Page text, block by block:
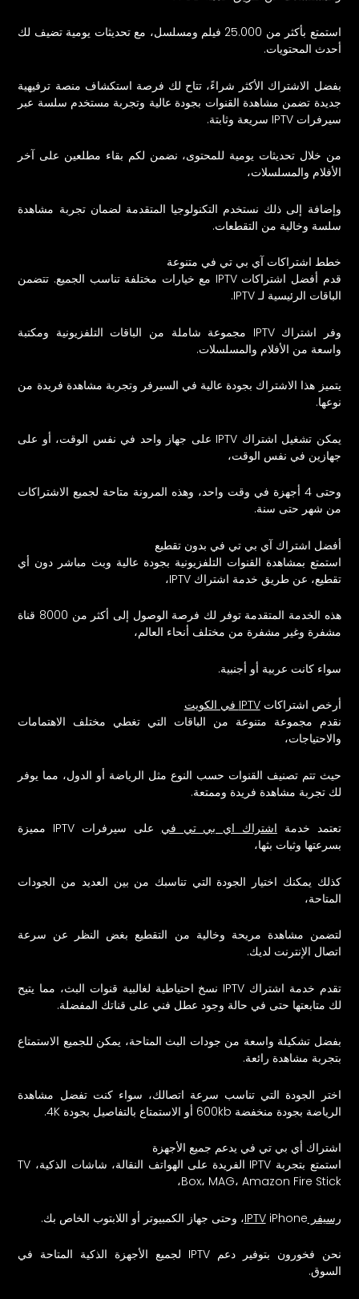
استمتع بأكثر من 25.000 فيلم ومسلسل، مع تحديثات يومية تضيف لك
أحدث المحتويات.
بفضل الاشتراك الأكثر شراءً، تتاح لك فرصة استكشاف منصة ترفيهية
جديدة تضمن مشاهدة القنوات بجودة عالية وتجربة مستخدم سلسة عبر
سيرفرات IPTV سريعة وثابتة.
من خلال تحديثات يومية للمحتوى، نضمن لكم بقاء مطلعين على آخر
الأفلام والمسلسلات،
وإضافة إلى ذلك نستخدم التكنولوجيا المتقدمة لضمان تجربة مشاهدة
سلسة وخالية من التقطعات.
خطط اشتراكات آي بي تي في متنوعة
قدم أفضل اشتراكات IPTV مع خيارات مختلفة تناسب الجميع. تتضمن
الباقات الرئيسية لـ IPTV.
وفر اشتراك IPTV مجموعة شاملة من الباقات التلفزيونية ومكتبة
واسعة من الأفلام والمسلسلات.
يتميز هذا الاشتراك بجودة عالية في السيرفر وتجربة مشاهدة فريدة من
نوعها.
يمكن تشغيل اشتراك IPTV على جهاز واحد في نفس الوقت، أو على
جهازين في نفس الوقت،
وحتى 4 أجهزة في وقت واحد، وهذه المرونة متاحة لجميع الاشتراكات
من شهر حتى سنة.
أفضل اشتراك آي بي تي في بدون تقطيع
استمتع بمشاهدة القنوات التلفزيونية بجودة عالية وبث مباشر دون أي
تقطيع، عن طريق خدمة اشتراك IPTV،
هذه الخدمة المتقدمة توفر لك فرصة الوصول إلى أكثر من 8000 قناة
مشفرة وغير مشفرة من مختلف أنحاء العالم،
سواء كانت عربية أو أجنبية.
أرخص اشتراكاتIPTV في الكويت
نقدم مجموعة متنوعة من الباقات التي تغطي مختلف الاهتمامات
والاحتياجات،
حيث تتم تصنيف القنوات حسب النوع مثل الرياضة أو الدول، مما يوفر
لك تجربة مشاهدة فريدة وممتعة.
تعتمد خدمة اشتراك اي بي تي في
على سيرفرات IPTV مميزة
بسرعتها وثبات بثها،
كذلك يمكنك اختيار الجودة التي تناسبك من بين العديد من الجودات
المتاحة،
لتضمن مشاهدة مريحة وخالية من التقطيع بغض النظر عن سرعة
اتصال الإنترنت لديك.
تقدم خدمة اشتراك IPTV نسخ احتياطية لغالبية قنوات البث، مما يتيح
لك متابعتها حتى في حالة وجود عطل فني على قناتك المفضلة.
بفضل تشكيلة واسعة من جودات البث المتاحة، يمكن للجميع الاستمتاع
بتجربة مشاهدة رائعة.
اختر الجودة التي تناسب سرعة اتصالك، سواء كنت تفضل مشاهدة
الرياضة بجودة منخفضة 600kb أو الاستمتاع بالتفاصيل بجودة 4K.
اشتراك أي بي تي في يدعم جميع الأجهزة
استمتع بتجربة IPTV الفريدة على الهواتف النقالة، شاشات الذكية، TV
Box، MAG، Amazon Fire Stick،
رسيفر IPTV iPhone، وحتى جهاز الكمبيوتر أو اللابتوب الخاص بك.
نحن فخورون بتوفير دعم IPTV لجميع الأجهزة الذكية المتاحة في
السوق.